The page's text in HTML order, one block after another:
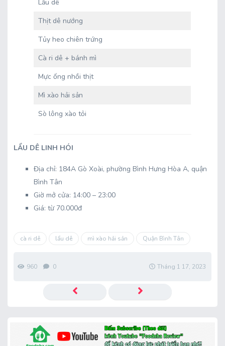
Lẩu dê
Thịt dê nướng
Tủy heo chiên trứng
Cà ri dê + bánh mì
Mực ống nhồi thịt
Mì xào hải sản
Sò lông xào tỏi
LẨU DÊ LINH HÓI
Địa chỉ: 184A Gò Xoài, phường Bình Hưng Hòa A, quận
Bình Tân
Giờ mở cửa: 14:00 – 23:00
Giá: từ 70.000đ
cà ri dê lẩu dê mì xào hải sản Quận Bình Tân
960 0 Tháng 1 17, 2023